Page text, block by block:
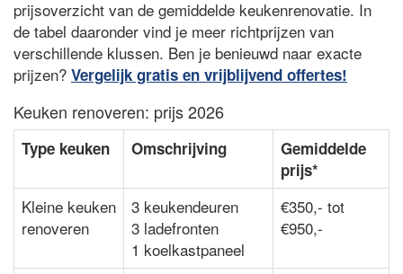
prijsoverzicht van de gemiddelde keukenrenovatie. In
de tabel daaronder vind je meer richtprijzen van
verschillende klussen. Ben je benieuwd naar exacte
prijzen? Vergelijk gratis en vrijblijvend offertes!
Keuken renoveren: prijs 2026
Type keuken Omschrijving
Gemiddelde
prijs*
Kleine keuken
renoveren
3 keukendeuren
3 ladefronten
1 koelkastpaneel
€350,- tot
€950,-